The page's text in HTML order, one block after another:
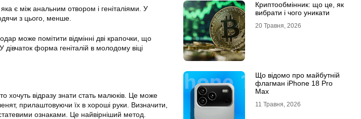
є між анальним отвором і геніталіями. У
з цього, менше.
може помітити відмінні дві крапочки, що
дівчаток форма геніталій в молодому віці
хочуть відразу знати стать малюків. Це може
прилаштовуючи їх в хороші руки. Визначити,
статевими ознаками. Це найвірніший метод.
Криптообмінник: що це, як
вибрати і чого уникати
20 Травня, 2026
Що відомо про майбутній
флагман iPhone 18 Pro
Max
11 Травня, 2026